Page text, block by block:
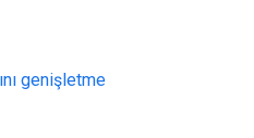
genişletme